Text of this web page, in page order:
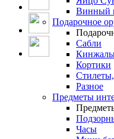
Винный
Подарочное
Сабли
Кортики
Разное
Предметы
Часы